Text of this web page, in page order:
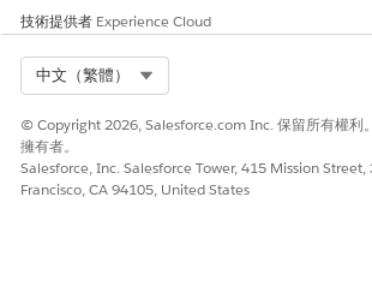
技術提供者 Experience Cloud
中文（繁體）
© Copyright 2026, Salesforce.com Inc. 保留所有權利
擁有者。
Salesforce, Inc. Salesforce Tower, 415 Mission Street,
Francisco, CA 94105, United States